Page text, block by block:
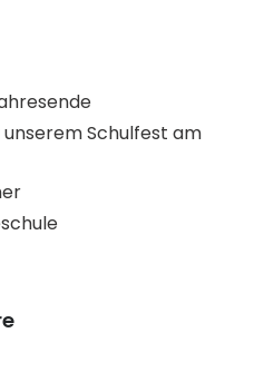
unserem Schulfest am